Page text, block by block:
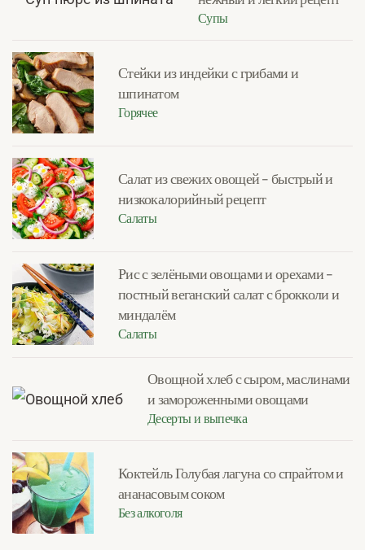
Супы
Стейки из индейки с грибами и
шпинатом
Горячее
Салат из свежих овощей – быстрый и
низкокалорийный рецепт
Салаты
Рис с зелёными овощами и орехами –
постный веганский салат с брокколи и
миндалём
Салаты
Овощной хлеб с сыром, маслинами
и замороженными овощами
Десерты и выпечка
Коктейль Голубая лагуна со спрайтом и
ананасовым соком
Без алкоголя